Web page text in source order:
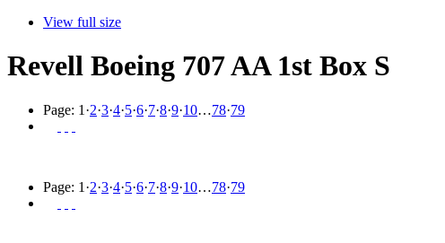
View full size
Revell Boeing 707 AA 1st Box S
Page: 1 ·2·3·4·5·6·7·8·9·10…78·79
Page: 1 ·2·3·4·5·6·7·8·9·10…78·79